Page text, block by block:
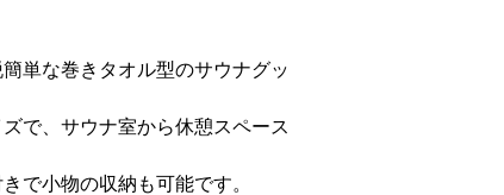
単な巻きタオル型のサウナグッ
で、サウナ室から休憩スペース
で小物の収納も可能です。